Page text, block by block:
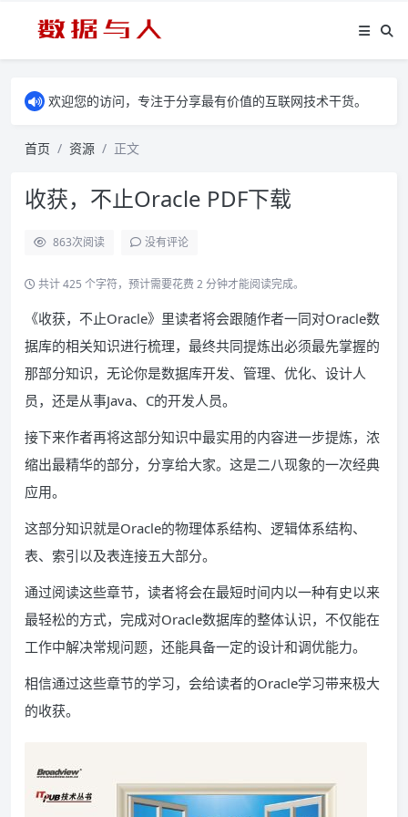
欢迎您的访问，专注于分享最有价值的互联网技术干货。
首页 资源 正文
收获，不止Oracle PDF下载
863次阅读 没有评论
共计 425 个字符，预计需要花费 2 分钟才能阅读完成。
《收获，不止Oracle》里读者将会跟随作者一同对Oracle数
据库的相关知识进行梳理，最终共同提炼出必须最先掌握的
那部分知识，无论你是数据库开发、管理、优化、设计人
员，还是从事Java、C的开发人员。
接下来作者再将这部分知识中最实用的内容进一步提炼，浓
缩出最精华的部分，分享给大家。这是二八现象的一次经典
应用。
这部分知识就是Oracle的物理体系结构、逻辑体系结构、
表、索引以及表连接五大部分。
通过阅读这些章节，读者将会在最短时间内以一种有史以来
最轻松的方式，完成对Oracle数据库的整体认识，不仅能在
工作中解决常规问题，还能具备一定的设计和调优能力。
相信通过这些章节的学习，会给读者的Oracle学习带来极大
的收获。